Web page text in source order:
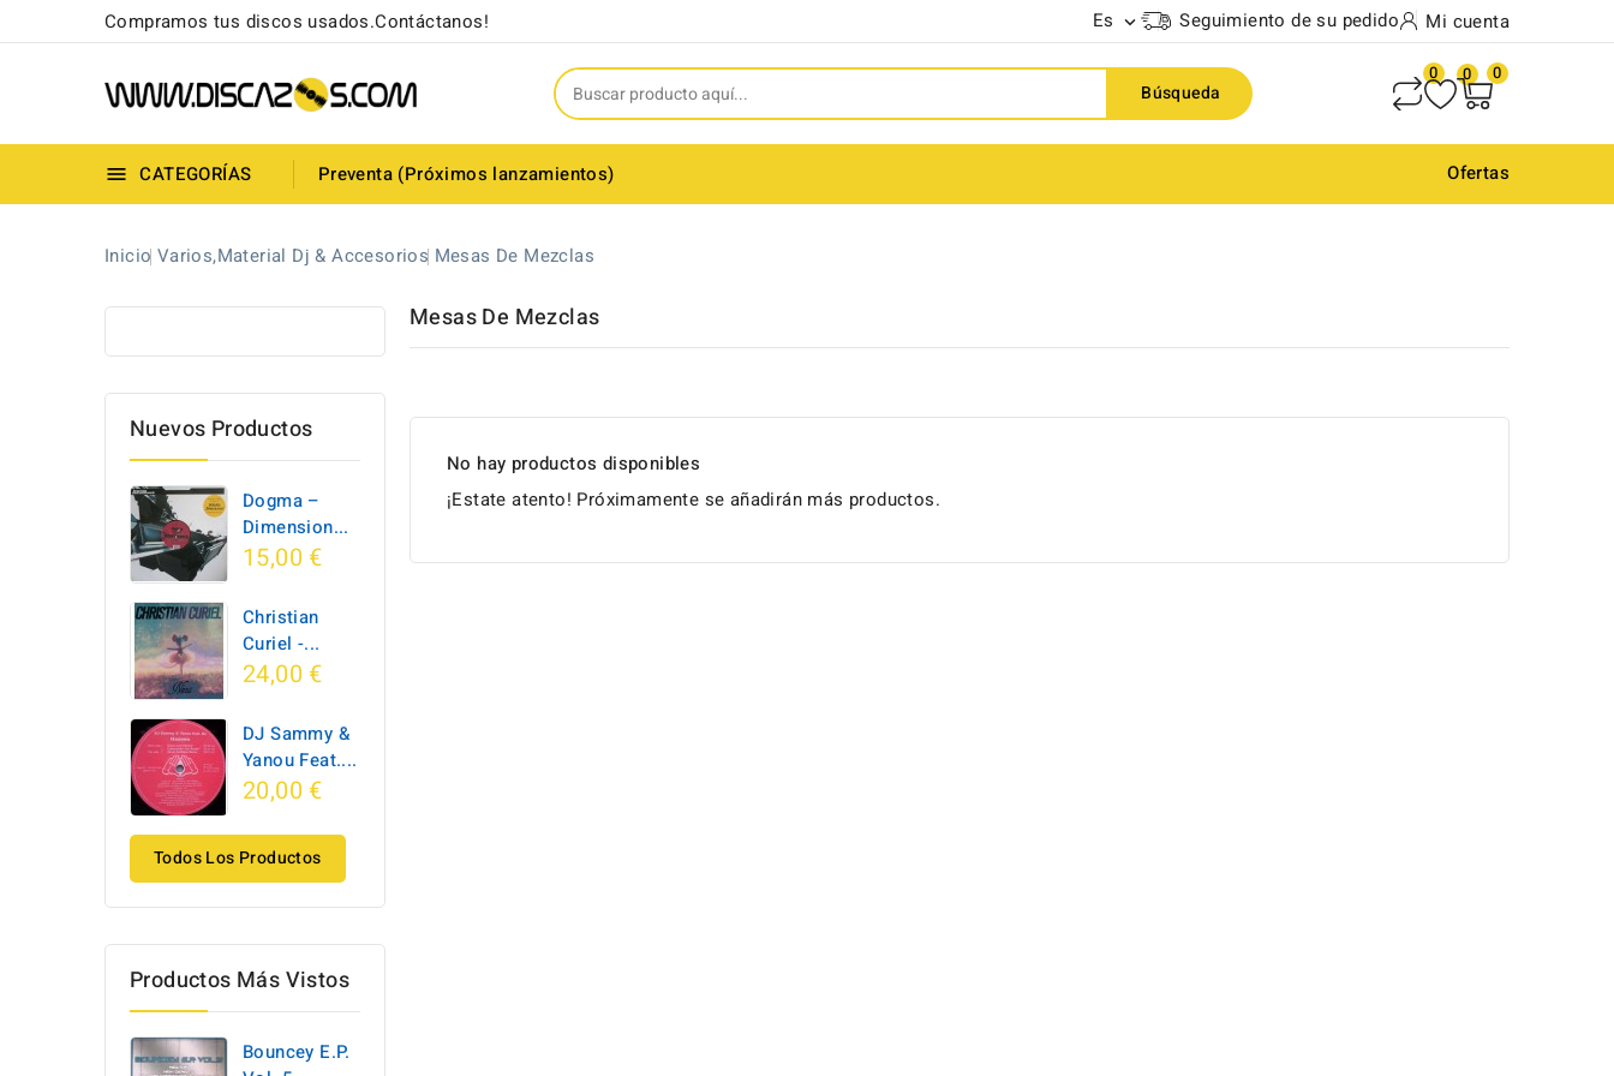
Compramos tus discos usados.Contáctanos! Es  Seguimiento de su pedido Mi cuenta
Búsqueda
0 0 0
 CATEGORÍAS Preventa (Próximos lanzamientos) Ofertas
Inicio Varios,Material Dj & Accesorios Mesas De Mezclas
Nuevos Productos
Dogma –
Dimension...
15,00 €
Christian
Curiel -...
24,00 €
DJ Sammy &
Yanou Feat....
20,00 €
Todos Los Productos
Productos Más Vistos
Bouncey E.P.
Mesas De Mezclas
No hay productos disponibles
¡Estate atento! Próximamente se añadirán más productos.